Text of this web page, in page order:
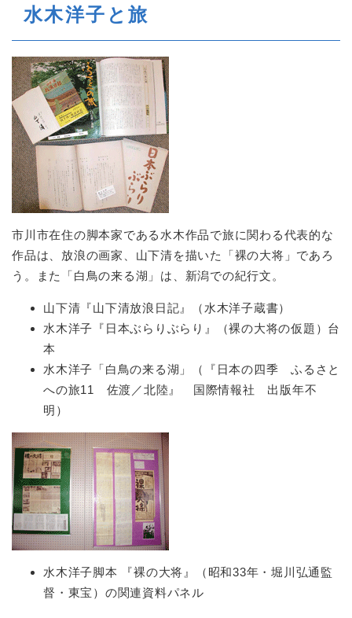
水木洋子と旅
市川市在住の脚本家である水木作品で旅に関わる代表的な
作品は、放浪の画家、山下清を描いた「裸の大将」であろ
う。また「白鳥の来る湖」は、新潟での紀行文。
山下清『山下清放浪日記』（水木洋子蔵書）
水木洋子『日本ぶらりぶらり』（裸の大将の仮題）台
本
水木洋子「白鳥の来る湖」（『日本の四季 ふるさと
への旅11 佐渡／北陸』 国際情報社 出版年不
明）
水木洋子脚本 『裸の大将』（昭和33年・堀川弘通監
督・東宝）の関連資料パネル